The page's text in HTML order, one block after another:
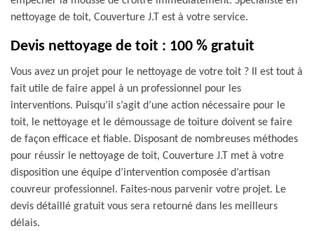
nettoyage de toit, Couverture J.T est à votre service.
Devis nettoyage de toit : 100 % gratuit
Vous avez un projet pour le nettoyage de votre toit ? Il est tout à
fait utile de faire appel à un professionnel pour les
interventions. Puisqu’il s’agit d’une action nécessaire pour le
toit, le nettoyage et le démoussage de toiture doivent se faire
de façon efficace et fiable. Disposant de nombreuses méthodes
pour réussir le nettoyage de toit, Couverture J.T met à votre
disposition une équipe d’intervention composée d’artisan
couvreur professionnel. Faites-nous parvenir votre projet. Le
devis détaillé gratuit vous sera retourné dans les meilleurs
délais.